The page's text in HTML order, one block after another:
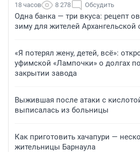
18 часов 8 278 Обсудить
Одна банка — три вкуса: рецепт
зиму для жителей Архангельской
«Я потерял жену, детей, всё»:
уфимской «Лампочки» о долгах
закрытии завода
Выжившая после атаки с
выписалась из больницы
Как приготовить хачапури —
жительницы Барнаула